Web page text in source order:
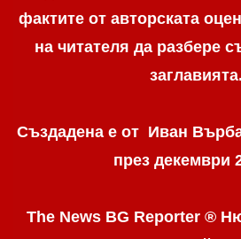
фактите от авторската
на читателя да разбере
заглавията.
Създадена е от Иван
през декември
The News BG Reporter ®